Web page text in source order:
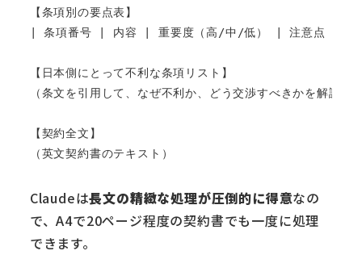
【条項別の要点表】
| 条項番号 | 内容 | 重要度（高/中/低） | 注意点 |
【日本側にとって不利な条項リスト】
（条文を引用して、なぜ不利か、どう交渉すべきかを解説）
【契約全文】
Claudeは長文の精緻な処理が圧倒的に得意なの
で、A4で20ページ程度の契約書でも一度に処理
できます。